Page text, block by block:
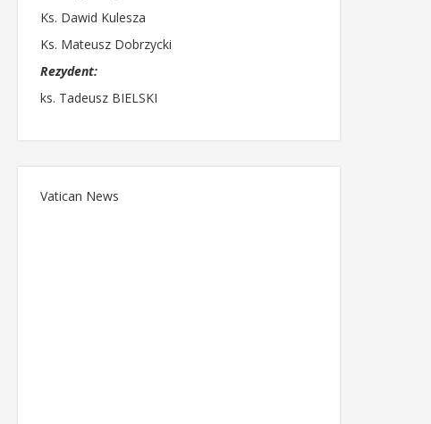
Ks. Dawid Kulesza
Ks. Mateusz Dobrzycki
Rezydent:
ks. Tadeusz BIELSKI
Vatican News